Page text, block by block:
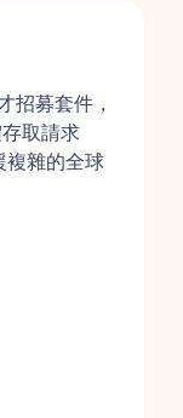
招募套件，
取請求
複雜的全球